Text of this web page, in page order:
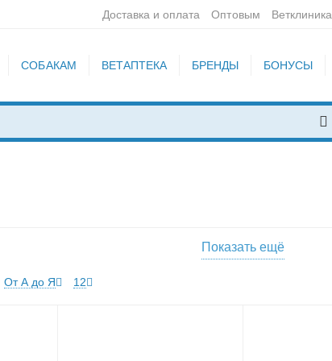
Доставка и оплата Оптовым Ветклиника
СОБАКАМ ВЕТАПТЕКА БРЕНДЫ БОНУСЫ
для собак
Показать ещё
От А до Я 12